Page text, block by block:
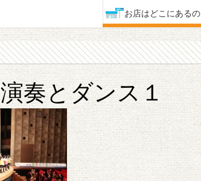
お店はどこにあるの
奏とダンス１